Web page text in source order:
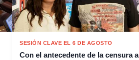
SESIÓN CLAVE EL 6 DE AGOSTO
Con el antecedente de la censura a